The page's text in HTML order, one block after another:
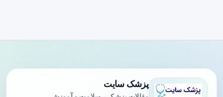
پزشک سایت